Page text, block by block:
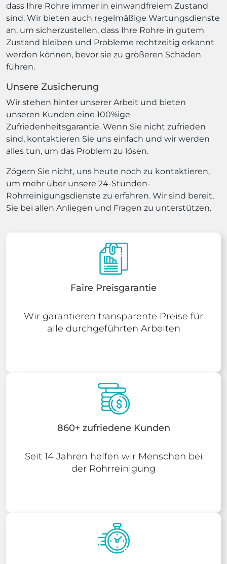
dass Ihre Rohre immer in einwandfreiem Zustand
sind. Wir bieten auch regelmäßige Wartungsdienste
an, um sicherzustellen, dass Ihre Rohre in gutem
Zustand bleiben und Probleme rechtzeitig erkannt
werden können, bevor sie zu größeren Schäden
führen.
Unsere Zusicherung
Wir stehen hinter unserer Arbeit und bieten
unseren Kunden eine 100%ige
Zufriedenheitsgarantie. Wenn Sie nicht zufrieden
sind, kontaktieren Sie uns einfach und wir werden
alles tun, um das Problem zu lösen.
Zögern Sie nicht, uns heute noch zu kontaktieren,
um mehr über unsere 24-Stunden-
Rohrreinigungsdienste zu erfahren. Wir sind bereit,
Sie bei allen Anliegen und Fragen zu unterstützen.
Faire Preisgarantie
Wir garantieren transparente Preise für
alle durchgeführten Arbeiten
860+ zufriedene Kunden
Seit 14 Jahren helfen wir Menschen bei
der Rohrreinigung